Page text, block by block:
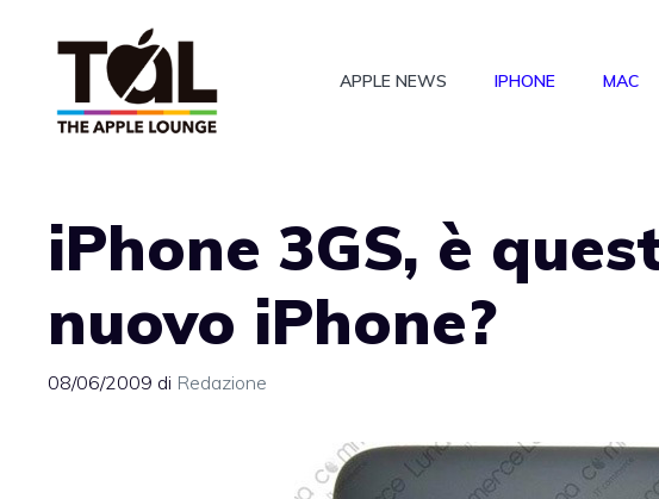
APPLE NEWS IPHONE MAC
iPhone 3GS, è
nuovo iPhone?
08/06/2009 di Redazione